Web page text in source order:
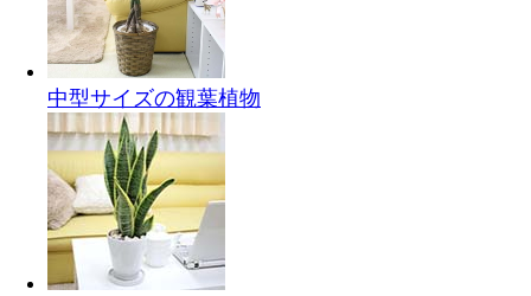
中型サイズの観葉植物